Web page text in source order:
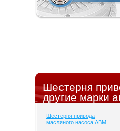
Шестерня
другие марки
Шестерня привода
масляного насоса ABM